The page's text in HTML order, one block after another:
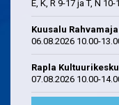
E, K, R 9-17 ja T, N 10-
Kuusalu
06.08.2026 10.00-
Rapla
07.08.2026 10.00-